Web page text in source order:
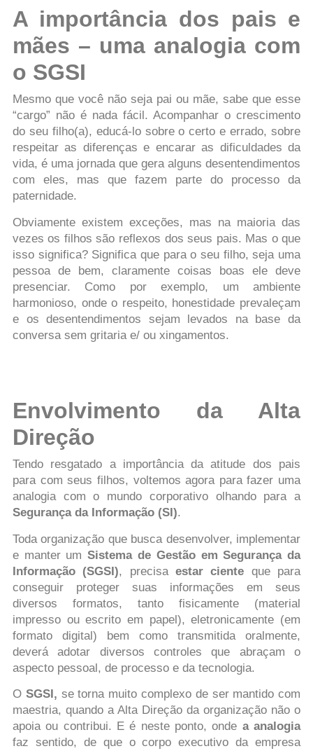
A importância dos pais e
mães – uma analogia com
o SGSI
Mesmo que você não seja pai ou mãe, sabe que esse
“cargo” não é nada fácil. Acompanhar o crescimento
do seu filho(a), educá-lo sobre o certo e errado, sobre
respeitar as diferenças e encarar as dificuldades da
vida, é uma jornada que gera alguns desentendimentos
com eles, mas que fazem parte do processo da
paternidade.
Obviamente existem exceções, mas na maioria das
vezes os filhos são reflexos dos seus pais. Mas o que
isso significa? Significa que para o seu filho, seja uma
pessoa de bem, claramente coisas boas ele deve
presenciar. Como por exemplo, um ambiente
harmonioso, onde o respeito, honestidade prevaleçam
e os desentendimentos sejam levados na base da
conversa sem gritaria e/ ou xingamentos.
Envolvimento da Alta
Direção
Tendo resgatado a importância da atitude dos pais
para com seus filhos, voltemos agora para fazer uma
analogia com o mundo corporativo olhando para a
Segurança da Informação (SI).
Toda organização que busca desenvolver, implementar
e manter umSistema de Gestão em Segurança da
Informação (SGSI), precisaestar ciente que para
conseguir proteger suas informações em seus
diversos formatos, tanto fisicamente (material
impresso ou escrito em papel), eletronicamente (em
formato digital) bem como transmitida oralmente,
deverá adotar diversos controles que abraçam o
aspecto pessoal, de processo e da tecnologia.
O SGSI, se torna muito complexo de ser mantido com
maestria, quando a Alta Direção da organização não o
apoia ou contribui. E é neste ponto, onde a analogia
faz sentido, de que o corpo executivo da empresa